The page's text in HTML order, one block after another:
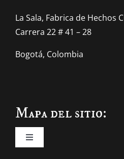
La Sala, Fabrica de Hechos
Carrera 22 # 41 – 28
Bogotá, Colombia
Mapa del sitio:
Toggle